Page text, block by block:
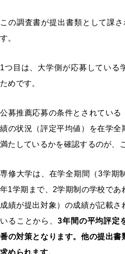
この調査書が提出書類として課
す。
1つ目は、大学側が応募している
ためです。
公募推薦応募の条件とされてい
績の状況（評定平均値）を在学全
満たしているかを確認するのが、
専修大学は、在学全期間（3学期
年1学期まで、2学期制の学校で
成績が提出対象）の成績が記載
いることから、3年間の平均評定
番の対策となります。他の提出